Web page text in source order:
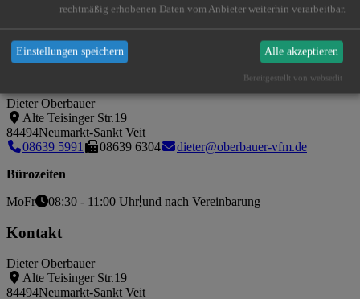
Dieter Oberbauer
Alte Teisinger Str.19
84494Neumarkt-Sankt Veit
08639 5991
08639 6304
dieter@oberbauer-vfm.de
Bürozeiten
MoFr 08:30 - 11:00 Uhr und nach Vereinbarung
Kontakt
Dieter Oberbauer
Alte Teisinger Str.19
84494Neumarkt-Sankt Veit
rechtmäßig erhobenen Daten vom Anbieter weiterhin verarbeitbar.
Einstellungen speichern Alle akzeptieren
Bereitgestellt von websedit